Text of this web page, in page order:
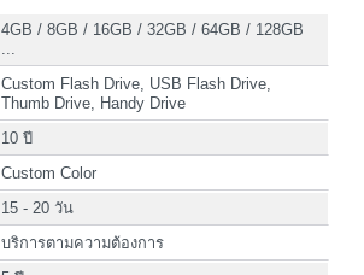
4GB / 8GB / 16GB / 32GB / 64GB / 128GB
...
Custom Flash Drive, USB Flash Drive,
Thumb Drive, Handy Drive
10 ปี
Custom Color
15 - 20 วัน
บริการตามความต้องการ